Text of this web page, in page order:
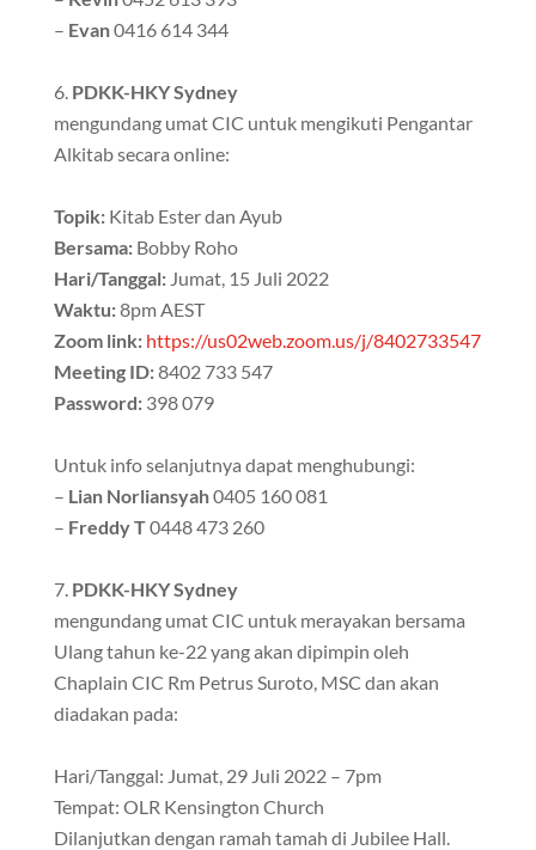
– Evan0416 614 344
PDKK-HKY Sydney
mengundang umat CIC untuk mengikuti Pengantar
Alkitab secara online:
Topik:Kitab Ester dan Ayub
Bersama: Bobby Roho
Hari/Tanggal: Jumat, 15 Juli 2022
Waktu:8pm AEST
Zoom link: https://us02web.zoom.us/j/8402733547
Meeting ID:8402 733 547
Password:398 079
Untuk info selanjutnya dapat menghubungi:
– Lian Norliansyah0405 160 081
– Freddy T0448 473 260
PDKK-HKY Sydney
mengundang umat CIC untuk merayakan bersama
Ulang tahun ke-22 yang akan dipimpin oleh
Chaplain CIC Rm Petrus Suroto, MSC dan akan
diadakan pada:
Hari/Tanggal: Jumat, 29 Juli 2022 – 7pm
Tempat: OLR Kensington Church
Dilanjutkan dengan ramah tamah di Jubilee Hall.